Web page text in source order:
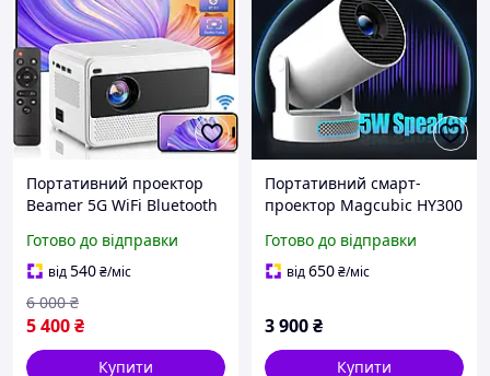
Портативний проектор
Beamer 5G WiFi Bluetooth
світлодіодним
підсвічуванням 16000
люменів, 200-дюймовий
зум, суміс
Готово до відправки
від540₴/міс
5 400₴
6 000 ₴
Купити
Портативний смарт-
проектор Magcubic HY300
Bluetooth, 720P HD
підтримка 4K, для
Готово до відправки
від650₴/міс
3 900₴
Купити